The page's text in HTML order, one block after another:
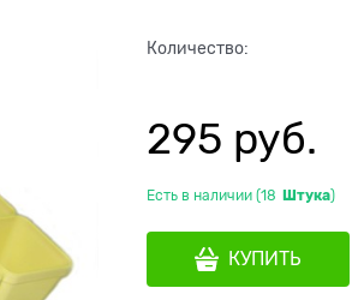
Количество:
295 руб.
Есть в наличии (18 Штука)
КУПИТЬ